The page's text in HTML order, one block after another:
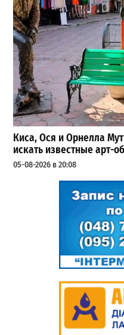
Киса, Ося и Орнелла
искать известные арт-
05-08-2026 в 20:08